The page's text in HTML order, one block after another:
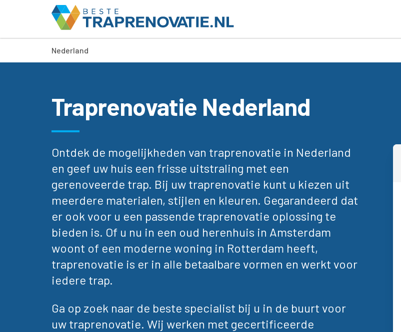
Nederland
Traprenovatie Nederland
Ontdek de mogelijkheden van traprenovatie in Nederland
en geef uw huis een frisse uitstraling met een
gerenoveerde trap. Bij uw traprenovatie kunt u kiezen uit
meerdere materialen, stijlen en kleuren. Gegarandeerd dat
er ook voor u een passende traprenovatie oplossing te
bieden is. Of u nu in een oud herenhuis in Amsterdam
woont of een moderne woning in Rotterdam heeft,
traprenovatie is er in alle betaalbare vormen en werkt voor
iedere trap.
Ga op zoek naar de beste specialist bij u in de buurt voor
uw traprenovatie. Wij werken met gecertificeerde